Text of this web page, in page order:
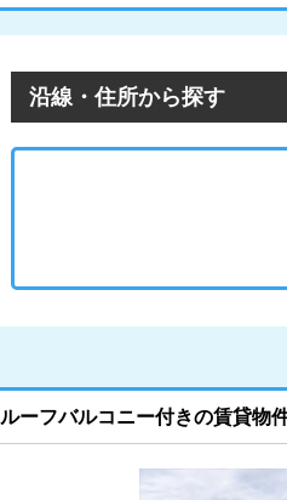
沿線・住所から探す
ルーフバルコニー付きの賃貸物